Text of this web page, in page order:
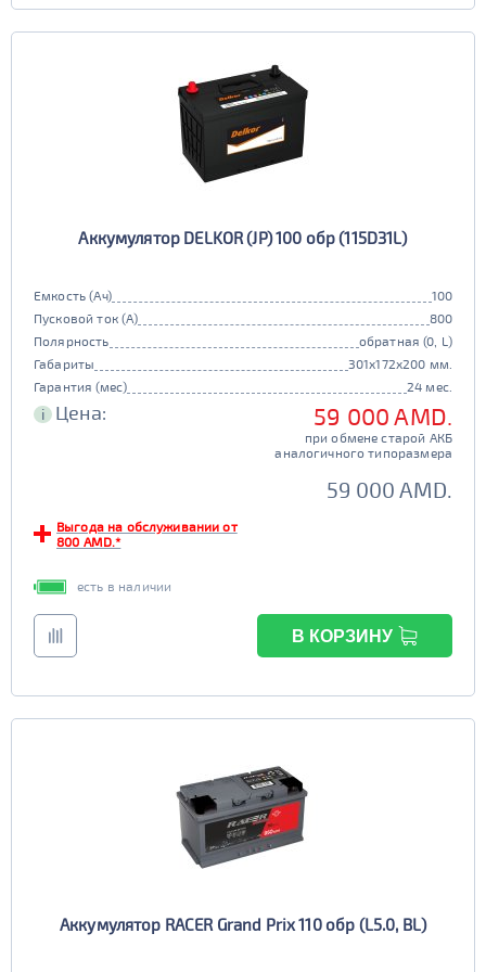
Аккумулятор DELKOR (JP) 100 обр (115D31L)
Емкость (Ач)
100
Пусковой ток (А)
800
Полярность
обратная (0, L)
Габариты
301x172x200 мм.
Гарантия (мес)
24 мес.
i Цена: 59 000 AMD.
при обмене старой АКБ
аналогичного типоразмера
59 000 AMD.
Выгода на обслуживании от
800 AMD.*
есть в наличии
В КОРЗИНУ
Аккумулятор RACER Grand Prix 110 обр (L5.0, BL)